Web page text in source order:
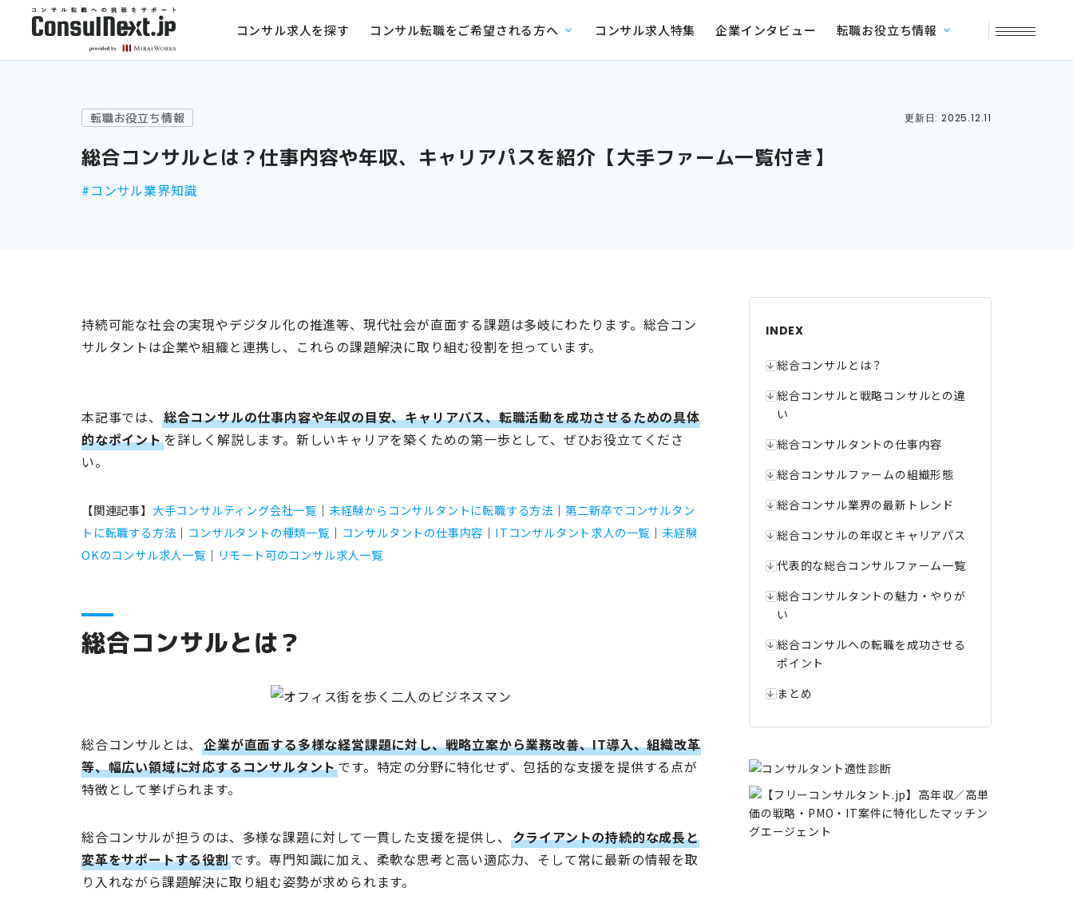
コンサル求人を探す コンサル転職をご希望される方へ コンサル求人特集 企業インタビュー 転職お役立ち情報
転職お役立ち情報 更新日: 2025.12.11
総合コンサルとは？仕事内容や年収、キャリアパスを紹介【大手ファーム一覧付き】
#コンサル業界知識
持続可能な社会の実現やデジタル化の推進等、現代社会が直面する課題は多岐にわたります。​総合コン
サルタントは企業や組織と連携し、これらの課題解決に取り組む役割を担っています。​
本記事では、 総合コンサルの仕事内容や年収の目安、キャリアパス、転職活動を成功させるための具体
的なポイントを詳しく解説します。新しいキャリアを築くための第一歩として、ぜひお役立てくださ
い。
【関連記事】 大手コンサルティング会社一覧 ｜ 未経験からコンサルタントに転職する方法 ｜ 第二新卒でコンサルタン
トに転職する方法｜ コンサルタントの種類一覧 ｜ コンサルタントの仕事内容 ｜ ITコンサルタント求人の一覧 ｜ 未経験
OKのコンサル求人一覧 ｜ リモート可のコンサル求人一覧
総合コンサルとは？
総合コンサルとは、企業が直面する多様な経営課題に対し、戦略立案から業務改善、IT導入、組織改革
等、幅広い領域に対応するコンサルタントです。​特定の分野に特化せず、包括的な支援を提供する点が
特徴として挙げられます。
総合コンサルが担うのは、多様な課題に対して一貫した支援を提供し、 クライアントの持続的な成長と
変革をサポートする役割です。専門知識に加え、柔軟な思考と高い適応力、そして常に最新の情報を取
り入れながら課題解決に取り組む姿勢が求められます。
INDEX
総合コンサルとは？
総合コンサルと戦略コンサルとの違
い
総合コンサルタントの仕事内容
総合コンサルファームの組織形態
総合コンサル業界の最新トレンド
総合コンサルの年収とキャリアパス
代表的な総合コンサルファーム一覧
総合コンサルタントの魅力・やりが
い
総合コンサルへの転職を成功させる
ポイント
まとめ